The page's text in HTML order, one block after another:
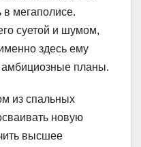
в мегаполисе.
суетой и шумом,
здесь ему
амбициозные планы.
из спальных
новую
высшее